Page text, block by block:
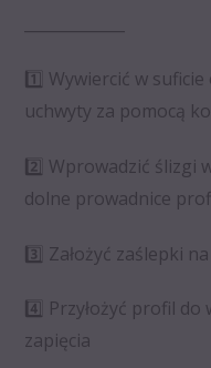
1️⃣ Wywiercić w
uchwyty za pomocą
2️⃣ Wprowadzić ślizgi
dolne prowadnice
3️⃣ Założyć zaślepki
4️⃣ Przyłożyć profil
zapięcia